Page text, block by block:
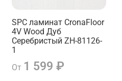
SPC ламинат CronaFloor
4V Wood Дуб
Серебристый ZH-81126-
1
От 1 599 ₽